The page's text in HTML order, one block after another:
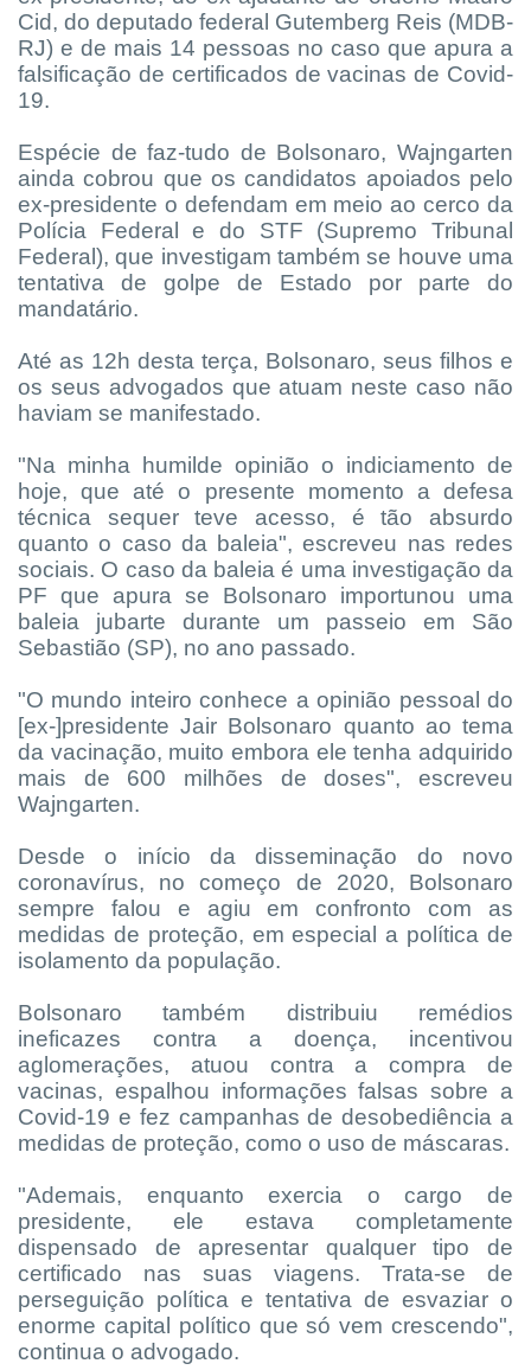
Cid, do deputado federal Gutemberg Reis (MDB-
RJ) e de mais 14 pessoas no caso que apura a
falsificação de certificados de vacinas de Covid-
19.
Espécie de faz-tudo de Bolsonaro, Wajngarten
ainda cobrou que os candidatos apoiados pelo
ex-presidente o defendam em meio ao cerco da
Polícia Federal e do STF (Supremo Tribunal
Federal), que investigam também se houve uma
tentativa de golpe de Estado por parte do
mandatário.
Até as 12h desta terça, Bolsonaro, seus filhos e
os seus advogados que atuam neste caso não
haviam se manifestado.
"Na minha humilde opinião o indiciamento de
hoje, que até o presente momento a defesa
técnica sequer teve acesso, é tão absurdo
quanto o caso da baleia", escreveu nas redes
sociais. O caso da baleia é uma investigação da
PF que apura se Bolsonaro importunou uma
baleia jubarte durante um passeio em São
Sebastião (SP), no ano passado.
"O mundo inteiro conhece a opinião pessoal do
[ex-]presidente Jair Bolsonaro quanto ao tema
da vacinação, muito embora ele tenha adquirido
mais de 600 milhões de doses", escreveu
Wajngarten.
Desde o início da disseminação do novo
coronavírus, no começo de 2020, Bolsonaro
sempre falou e agiu em confronto com as
medidas de proteção, em especial a política de
isolamento da população.
Bolsonaro também distribuiu remédios
ineficazes contra a doença, incentivou
aglomerações, atuou contra a compra de
vacinas, espalhou informações falsas sobre a
Covid-19 e fez campanhas de desobediência a
medidas de proteção, como o uso de máscaras.
"Ademais, enquanto exercia o cargo de
presidente, ele estava completamente
dispensado de apresentar qualquer tipo de
certificado nas suas viagens. Trata-se de
perseguição política e tentativa de esvaziar o
enorme capital político que só vem crescendo",
continua o advogado.